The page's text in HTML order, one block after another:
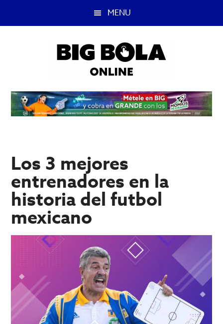
MENU
Big
Bola
mejor
del
deportivas.
Los 3 mejores
entrenadores en la
historia del futbol
mexicano